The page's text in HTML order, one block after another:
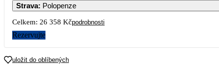
Strava: Polopenze
Celkem: 26 358 Kčpodrobnosti
Rezervujte
uložit do oblíbených